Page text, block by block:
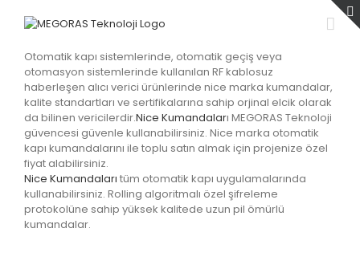
Otomatik kapı sistemlerinde, otomatik geçiş veya
otomasyon sistemlerinde kullanılan RF kablosuz
haberleşen alıcı verici ürünlerinde nice marka kumandalar,
kalite standartları ve sertifikalarına sahip orjinal elcik olarak
da bilinen vericilerdir.Nice Kumandaları MEGORAS Teknoloji
güvencesi güvenle kullanabilirsiniz. Nice marka otomatik
kapı kumandalarını ile toplu satın almak için projenize özel
fiyat alabilirsiniz.
Nice Kumandaları tüm otomatik kapı uygulamalarında
kullanabilirsiniz. Rolling algoritmalı özel şifreleme
protokolüne sahip yüksek kalitede uzun pil ömürlü
kumandalar.